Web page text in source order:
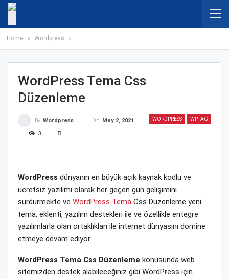
Home Wordpress
WordPress Tema Css
Düzenleme
WORDPRESS WPTAG
By Wordpress On May 2, 2021
3
WordPress dünyanın en büyük açık kaynak kodlu ve
ücretsiz yazılımı olarak her geçen gün gelişimini
sürdürmekte ve WordPress Tema Css Düzenleme yeni
tema, eklenti, yazılım destekleri ile ve özellikle entegre
yazılımlarla olan ortaklıkları ile internet dünyasını domine
etmeye devam ediyor.
WordPress Tema Css Düzenleme konusunda web
sitemizden destek alabileceğiniz gibi WordPress için